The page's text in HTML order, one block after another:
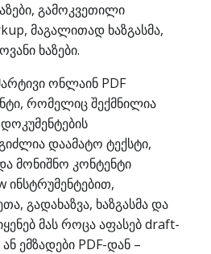
გამოკვეთილი
მაგალითად ხაზგასმა,
ხაზები.
ონლაინ PDF
რომელიც შექმნილია
დაამატო ტექსტი,
მონიშნო კონტენტი
გადახაზვა, ხაზგასმა და
მას როცა აფასებ draft-
ემზადები PDF-დან –